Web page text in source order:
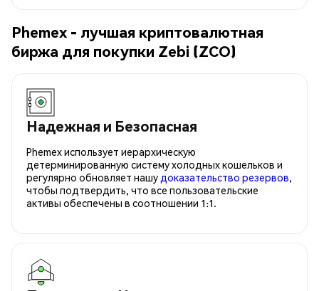
Phemex - лучшая криптовалютная
биржа для покупки Zebi (ZCO)
Надежная и Безопасная
Phemex использует иерархическую
детерминированную систему холодных кошельков и
регулярно обновляет нашу доказательство резервов,
чтобы подтвердить, что все пользовательские
активы обеспечены в соотношении 1:1.